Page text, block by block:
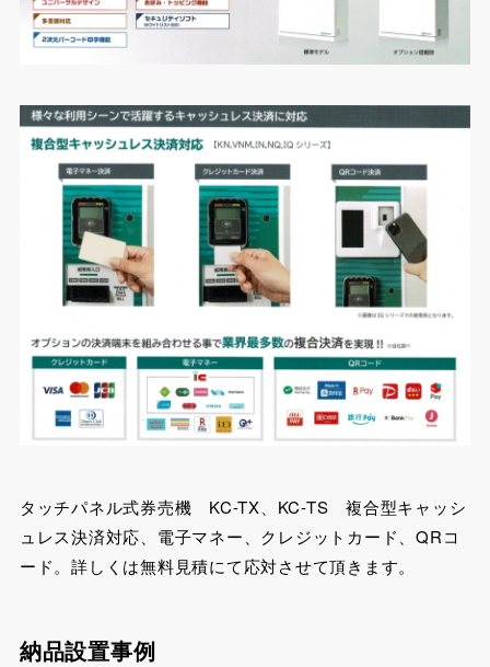
タッチパネル式券売機 KC-TX、KC-TS 複合型キャッシ
ュレス決済対応、電子マネー、クレジットカード、QRコ
ード。詳しくは無料見積にて応対させて頂きます。
納品設置事例